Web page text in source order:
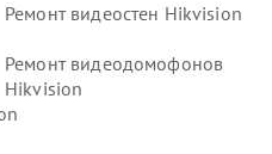
Ремонт видеостен Hikvision
Ремонт видеодомофонов
Hikvision